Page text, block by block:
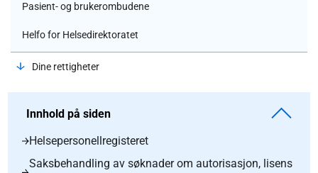
Pasient- og brukerombudene
Helfo for Helsedirektoratet
Dine rettigheter
Innhold på siden
Helsepersonellregisteret
Saksbehandling av søknader om autorisasjon, lisens